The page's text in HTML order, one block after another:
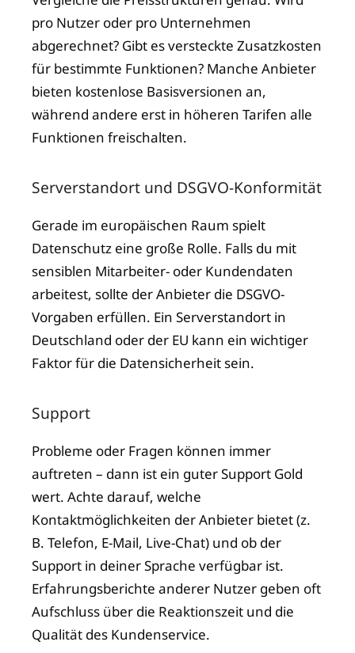
pro Nutzer oder pro Unternehmen
abgerechnet? Gibt es versteckte Zusatzkosten
für bestimmte Funktionen? Manche Anbieter
bieten kostenlose Basisversionen an,
während andere erst in höheren Tarifen alle
Funktionen freischalten.
Serverstandort und DSGVO-Konformität
Gerade im europäischen Raum spielt
Datenschutz eine große Rolle. Falls du mit
sensiblen Mitarbeiter- oder Kundendaten
arbeitest, sollte der Anbieter die DSGVO-
Vorgaben erfüllen. Ein Serverstandort in
Deutschland oder der EU kann ein wichtiger
Faktor für die Datensicherheit sein.
Support
Probleme oder Fragen können immer
auftreten – dann ist ein guter Support Gold
wert. Achte darauf, welche
Kontaktmöglichkeiten der Anbieter bietet (z.
B. Telefon, E-Mail, Live-Chat) und ob der
Support in deiner Sprache verfügbar ist.
Erfahrungsberichte anderer Nutzer geben oft
Aufschluss über die Reaktionszeit und die
Qualität des Kundenservice.